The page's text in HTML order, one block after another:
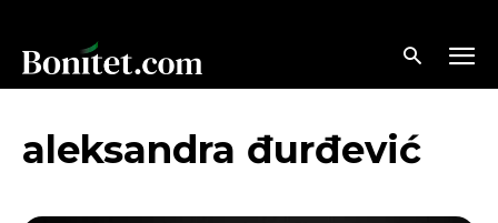
aleksandra đurđević